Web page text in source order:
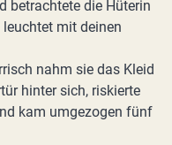
betrachtete die Hüterin
mit deinen
nahm sie das Kleid
hinter sich, riskierte
kam umgezogen fünf